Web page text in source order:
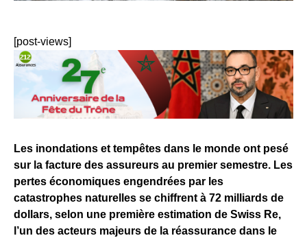
[post-views]
Les inondations et tempêtes dans le monde ont pesé
sur la facture des assureurs au premier semestre. Les
pertes économiques engendrées par les
catastrophes naturelles se chiffrent à 72 milliards de
dollars, selon une première estimation de Swiss Re,
l’un des acteurs majeurs de la réassurance dans le